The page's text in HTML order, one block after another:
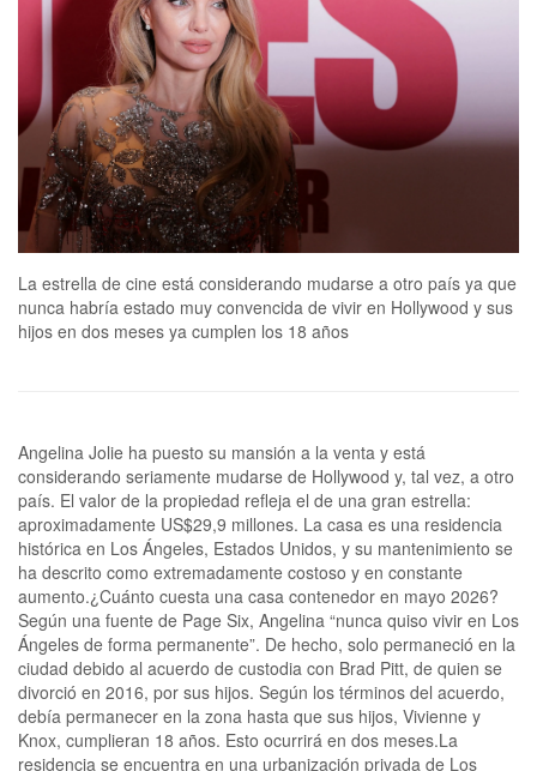
La estrella de cine está considerando mudarse a otro país ya que
nunca habría estado muy convencida de vivir en Hollywood y sus
hijos en dos meses ya cumplen los 18 años
Angelina Jolie ha puesto su mansión a la venta y está
considerando seriamente mudarse de Hollywood y, tal vez, a otro
país. El valor de la propiedad refleja el de una gran estrella:
aproximadamente US$29,9 millones. La casa es una residencia
histórica en Los Ángeles, Estados Unidos, y su mantenimiento se
ha descrito como extremadamente costoso y en constante
aumento.¿Cuánto cuesta una casa contenedor en mayo 2026?
Según una fuente de Page Six, Angelina “nunca quiso vivir en Los
Ángeles de forma permanente”. De hecho, solo permaneció en la
ciudad debido al acuerdo de custodia con Brad Pitt, de quien se
divorció en 2016, por sus hijos. Según los términos del acuerdo,
debía permanecer en la zona hasta que sus hijos, Vivienne y
Knox, cumplieran 18 años. Esto ocurrirá en dos meses.La
residencia se encuentra en una urbanización privada de Los